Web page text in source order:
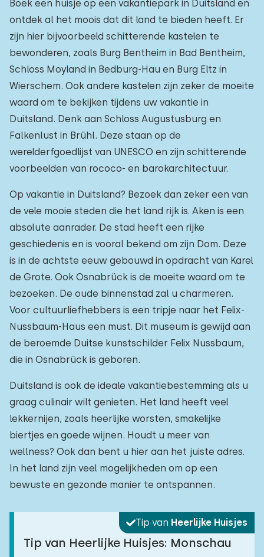
Boek een huisje op een vakantiepark in Duitsland en
ontdek al het moois dat dit land te bieden heeft. Er
zijn hier bijvoorbeeld schitterende kastelen te
bewonderen, zoals Burg Bentheim in Bad Bentheim,
Schloss Moyland in Bedburg-Hau en Burg Eltz in
Wierschem. Ook andere kastelen zijn zeker de moeite
waard om te bekijken tijdens uw vakantie in
Duitsland. Denk aan Schloss Augustusburg en
Falkenlust in Brühl. Deze staan op de
werelderfgoedlijst van UNESCO en zijn schitterende
voorbeelden van rococo- en barokarchitectuur.
Op vakantie in Duitsland? Bezoek dan zeker een van
de vele mooie steden die het land rijk is. Aken is een
absolute aanrader. De stad heeft een rijke
geschiedenis en is vooral bekend om zijn Dom. Deze
is in de achtste eeuw gebouwd in opdracht van Karel
de Grote. Ook Osnabrück is de moeite waard om te
bezoeken. De oude binnenstad zal u charmeren.
Voor cultuurliefhebbers is een tripje naar het Felix-
Nussbaum-Haus een must. Dit museum is gewijd aan
de beroemde Duitse kunstschilder Felix Nussbaum,
die in Osnabrück is geboren.
Duitsland is ook de ideale vakantiebestemming als u
graag culinair wilt genieten. Het land heeft veel
lekkernijen, zoals heerlijke worsten, smakelijke
biertjes en goede wijnen. Houdt u meer van
wellness? Ook dan bent u hier aan het juiste adres.
In het land zijn veel mogelijkheden om op een
bewuste en gezonde manier te ontspannen.
Tip van Heerlijke Huisjes
Tip van Heerlijke Huisjes: Monschau